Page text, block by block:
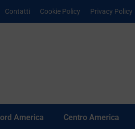
Contatti Cookie Policy Privacy Policy
America Centro America